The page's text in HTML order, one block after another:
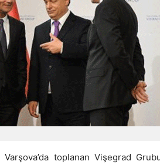
Varşova’da toplanan Vişegrad